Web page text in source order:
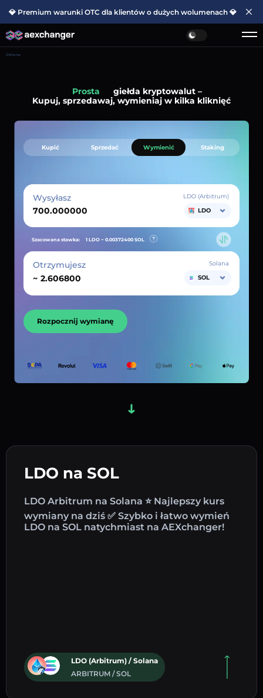
💎 Premium warunki OTC dla klientów o dużych wolumenach 💎
Główna
Prosta
giełda kryptowalut –
Kupuj, sprzedawaj, wymieniaj w kilka kliknięć
LDO na SOL
LDO Arbitrum na Solana ⭐ Najlepszy kurs
wymiany na dziś ✅ Szybko i łatwo wymień
LDO na SOL natychmiast na AEXchanger!
LDO (Arbitrum) / Solana
ARBITRUM / SOL
Kupić Sprzedać Wymienić Staking
Wysyłasz
LDO (Arbitrum)
LDO
Szacowana stawka: 1 LDO ~ 0.00372400 SOL
Otrzymujesz
~
Solana
SOL
Rozpocznij wymianę